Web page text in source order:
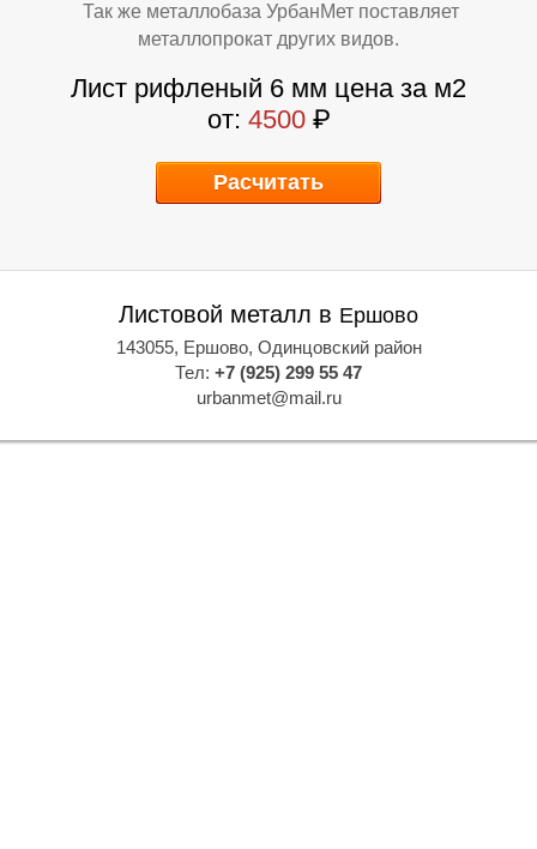
В
Так же металлобаза УрбанМет поставляет
металлопрокат других видов.
Лист рифленый 6 мм цена за м2
от: 4500 ₽
Расчитать
Листовой металл в Ершово
143055, Ершово, Одинцовский район
Тел: +7 (925) 299 55 47
urbanmet@mail.ru
В